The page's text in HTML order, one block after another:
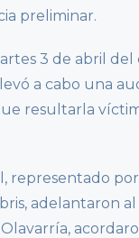
preliminar.
3 de abril
a cabo una
resultarla
representado
adelantaron